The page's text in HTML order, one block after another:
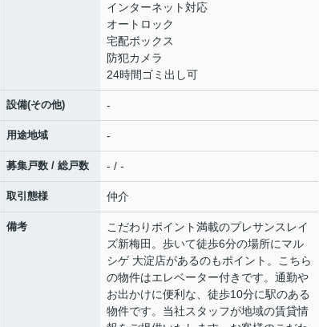
インターネット対応
オートロック
宅配ボックス
防犯カメラ
24時間ゴミ出し可
設備(その他) -
用途地域 -
募集戸数 / 総戸数 - / -
取引態様 仲介
備考
こだわりポイント満載のプレサンスレイ
ズ新梅田。歩いて徒歩6分の場所にマル
シゲ 大淀店があるのもポイント。こちら
の物件はエレベーター付きです。通勤や
お出かけに便利な、徒歩10分に駅のある
物件です。当社スタッフが地域の賃貸情